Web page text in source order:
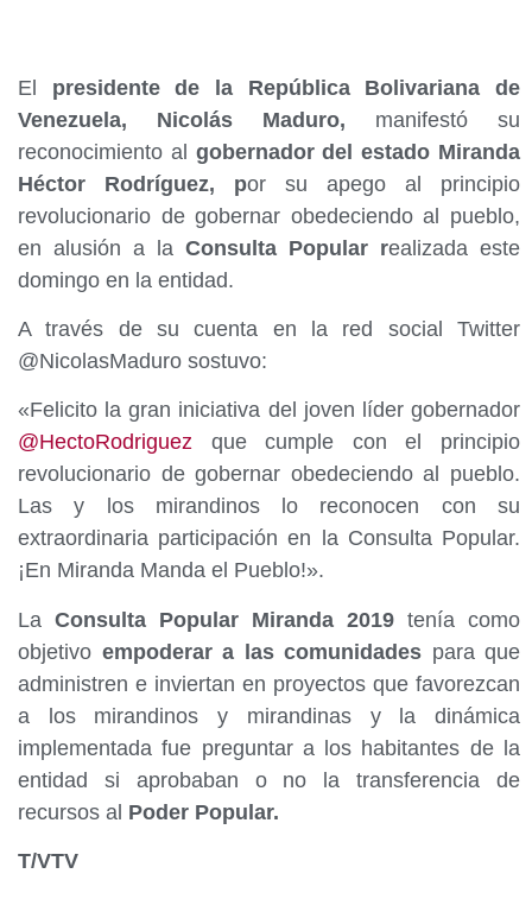
El presidente de la República Bolivariana de
Venezuela, Nicolás Maduro, manifestó su
reconocimiento al gobernador del estado Miranda
Héctor Rodríguez, por su apego al principio
revolucionario de gobernar obedeciendo al pueblo,
en alusión a la Consulta Popular realizada este
domingo en la entidad.
A través de su cuenta en la red social Twitter
@NicolasMaduro sostuvo:
«Felicito la gran iniciativa del joven líder gobernador
@HectoRodriguez que cumple con el principio
revolucionario de gobernar obedeciendo al pueblo.
Las y los mirandinos lo reconocen con su
extraordinaria participación en la Consulta Popular.
¡En Miranda Manda el Pueblo!».
La Consulta Popular Miranda 2019 tenía como
objetivo empoderar a las comunidades para que
administren e inviertan en proyectos que favorezcan
a los mirandinos y mirandinas y la dinámica
implementada fue preguntar a los habitantes de la
entidad si aprobaban o no la transferencia de
recursos al Poder Popular.
T/VTV